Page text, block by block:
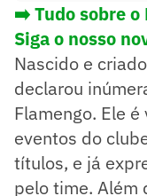
➡️ Tudo sobre o
Siga o nosso
Nascido e
declarou
Flamengo. Ele
eventos do
títulos, e já
pelo time. Além